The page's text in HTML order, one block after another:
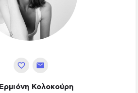
Ερμιόνη Κολοκούρη